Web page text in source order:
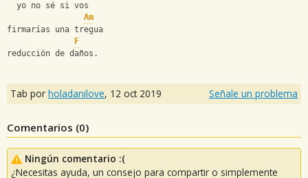
  yo no sé si vos
Am
firmarías una tregua
F
reducción de daños.
Tab por holadanilove, 12 oct 2019 Señale un problema
Comentarios (0)
Ningún comentario :(
¿Necesitas ayuda, un consejo para compartir o simplemente